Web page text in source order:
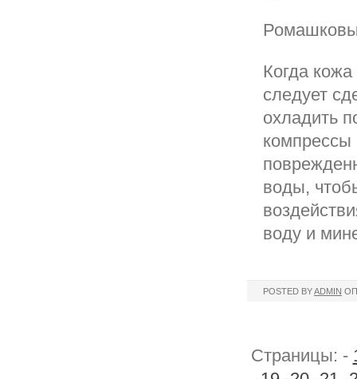
Когда
следует
охладить
компрессы
воды,
воду и
POSTED BYADMIN
Страницы: -